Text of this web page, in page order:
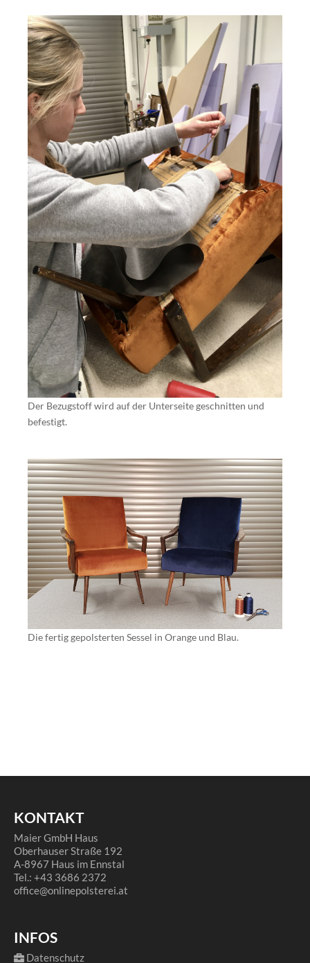
Der Bezugstoff wird auf der Unterseite geschnitten und
befestigt.
Die fertig gepolsterten Sessel in Orange und Blau.
KONTAKT
Maier GmbH Haus
Oberhauser Straße 192
A-8967 Haus im Ennstal
Tel.: +43 3686 2372
office@onlinepolsterei.at
INFOS
Datenschutz